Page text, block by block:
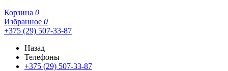
Корзина 0
Избранное 0
+375 (29) 507-33-87
Назад
Телефоны
+375 (29) 507-33-87